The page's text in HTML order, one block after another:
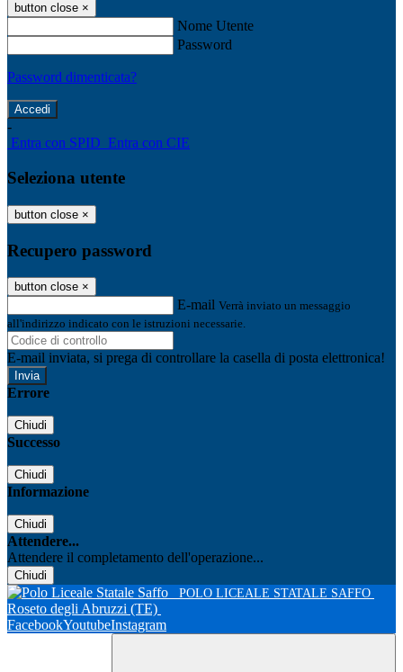
button close ×
Nome Utente
Password
Password dimenticata?
-
Entra con SPID Entra con CIE
Seleziona utente
button close ×
Recupero password
button close ×
E-mail Verrà inviato un messaggio
all'indirizzo indicato con le istruzioni necessarie.
E-mail inviata, si prega di controllare la casella di posta elettronica!
Errore
Chiudi
Successo
Chiudi
Informazione
Chiudi
Attendere...
Attendere il completamento dell'operazione...
Chiudi
POLO LICEALE STATALE SAFFO
Roseto degli Abruzzi (TE)
FacebookYoutubeInstagram